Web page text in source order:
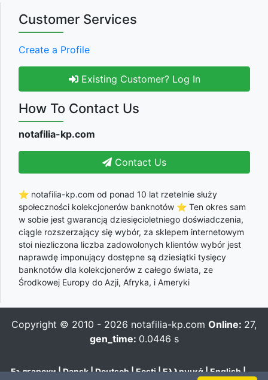
Customer Services
Create a Profile
Existing Customer? Log In
How To Contact Us
notafilia-kp.com
Contact Us
⭐ notafilia-kp.com od ponad 10 lat rzetelnie służy
społeczności kolekcjonerów banknotów ⭐ Ten okres sam
w sobie jest gwarancją dziesięcioletniego doświadczenia,
ciągle rozszerzający się wybór, za sklepem internetowym
stoi niezliczona liczba zadowolonych klientów wybór jest
naprawdę imponujący dostępne są dziesiątki tysięcy
banknotów dla kolekcjonerów z całego świata, ze
Środkowej Europy do Azji, Afryka, i Ameryki
Copyright © 2010 - 2026 notafilia-kp.com Online: 27,
gen_time: 0.0446 s
Български|Dansk|Deutsch|Eesti|Ελληνικά|English|